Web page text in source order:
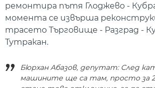
ремонтира пътя Глоджево -
момента се извърша
трасето Търговище - Разград -
Тутракан.
Бюрхан Абазов, депутат: След
машините ще са там, просто за